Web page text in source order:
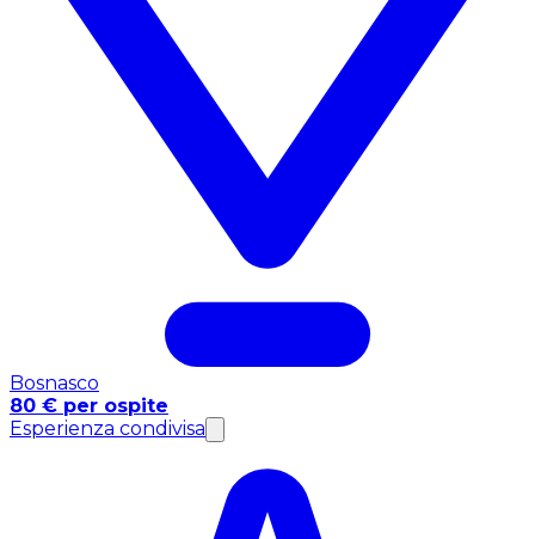
Bosnasco
80 € per ospite
Esperienza condivisa